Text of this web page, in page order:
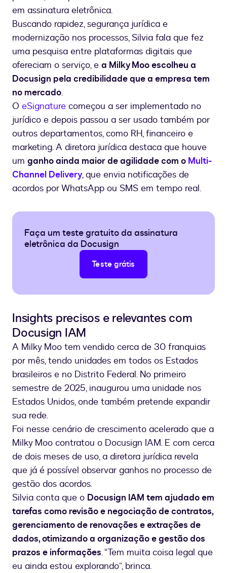
em assinatura eletrônica.
Buscando rapidez, segurança jurídica e
modernização nos processos, Silvia fala que fez
uma pesquisa entre plataformas digitais que
ofereciam o serviço, e a Milky Moo escolheu a
Docusign pela credibilidade que a empresa tem
no mercado.
O eSignature começou a ser implementado no
jurídico e depois passou a ser usado também por
outros departamentos, como RH, financeiro e
marketing. A diretora jurídica destaca que houve
um ganho ainda maior de agilidade com o Multi-
Channel Delivery, que envia notificações de
acordos por WhatsApp ou SMS em tempo real.
Faça um teste gratuito da assinatura
eletrônica da Docusign
Teste grátis
Insights precisos e relevantes com
Docusign IAM
A Milky Moo tem vendido cerca de 30 franquias
por mês, tendo unidades em todos os Estados
brasileiros e no Distrito Federal. No primeiro
semestre de 2025, inaugurou uma unidade nos
Estados Unidos, onde também pretende expandir
sua rede.
Foi nesse cenário de crescimento acelerado que a
Milky Moo contratou o Docusign IAM. E com cerca
de dois meses de uso, a diretora jurídica revela
que já é possível observar ganhos no processo de
gestão dos acordos.
Silvia conta que o Docusign IAM tem ajudado em
tarefas como revisão e negociação de contratos,
gerenciamento de renovações e extrações de
dados, otimizando a organização e gestão dos
prazos e informações. “Tem muita coisa legal que
eu ainda estou explorando”, brinca.